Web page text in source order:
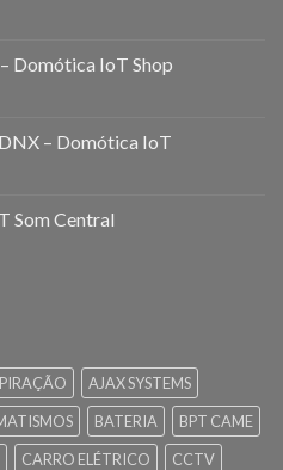
Domótica IoT Shop
– Domótica IoT
Som Central
AJAX SYSTEMS
BATERIA
BPT CAME
CARRO ELÉTRICO
CCTV